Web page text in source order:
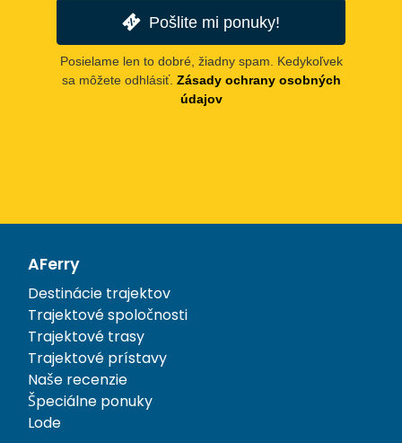
Pošlite mi ponuky!
Posielame len to dobré, žiadny spam. Kedykoľvek
sa môžete odhlásiť. Zásady ochrany osobných
údajov
AFerry
Destinácie trajektov
Trajektové spoločnosti
Trajektové trasy
Trajektové prístavy
Naše recenzie
Špeciálne ponuky
Lode